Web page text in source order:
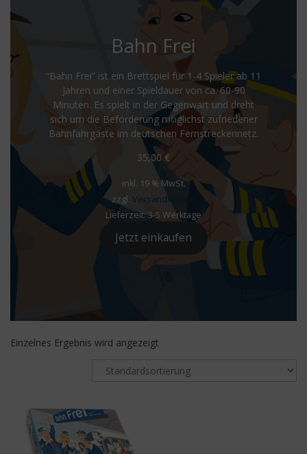
Bahn Frei
“Bahn Frei” ist ein Brettspiel für 1-4 Spieler ab 11
Jahren und einer Spieldauer von ca. 60-90
Minuten. Es spielt in der Gegenwart und dreht
sich um die Beförderung möglichst zufriedener
Bahnfahrgäste im deutschen Fernstreckennetz.
35,00 €
inkl. 19 % MwSt.
zzgl. Versandkosten
Lieferzeit: 3-5 Werktage
Jetzt einkaufen
Einzelnes Ergebnis wird angezeigt